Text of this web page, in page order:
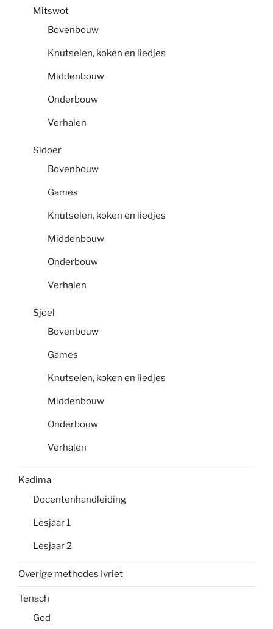
Mitswot
Bovenbouw
Knutselen, koken en liedjes
Middenbouw
Onderbouw
Verhalen
Sidoer
Bovenbouw
Games
Knutselen, koken en liedjes
Middenbouw
Onderbouw
Verhalen
Sjoel
Bovenbouw
Games
Knutselen, koken en liedjes
Middenbouw
Onderbouw
Verhalen
Kadima
Docentenhandleiding
Lesjaar 1
Lesjaar 2
Overige methodes Ivriet
Tenach
God